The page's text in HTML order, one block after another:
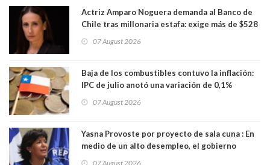
Actriz Amparo Noguera demanda al Banco de
Chile tras millonaria estafa: exige más de $528
07 August 2026
Baja de los combustibles contuvo la inflación:
IPC de julio anotó una variación de 0,1%
07 August 2026
Yasna Provoste por proyecto de sala cuna : En
medio de un alto desempleo, el gobierno
07 August 2026